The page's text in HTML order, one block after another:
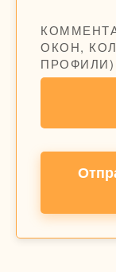
ОКОН,
ПРОФИЛИ)